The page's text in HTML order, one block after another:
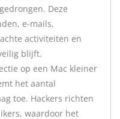
Deze
e-mails,
activiteiten en
blijft.
op een Mac kleiner
het aantal
toe. Hackers richten
waardoor het